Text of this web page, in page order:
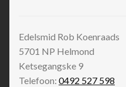
Edelsmid Rob Koenraads
5701 NP Helmond
Ketsegangske 9
Telefoon: 0492 527 598